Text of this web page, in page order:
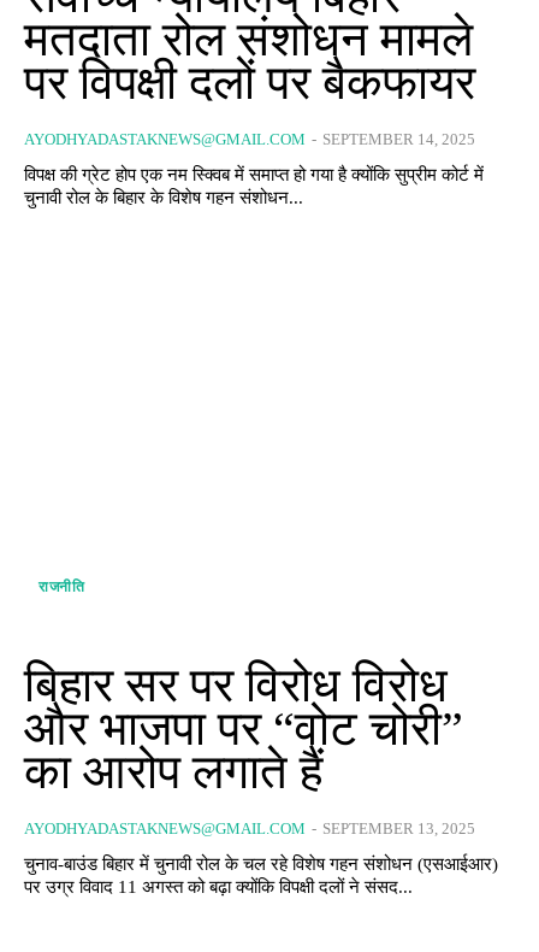
मतदाता रोल संशोधन मामले
पर विपक्षी दलों पर बैकफायर
AYODHYADASTAKNEWS@GMAIL.COM - SEPTEMBER 14, 2025
विपक्ष की ग्रेट होप एक नम स्क्विब में समाप्त हो गया है क्योंकि सुप्रीम कोर्ट में
चुनावी रोल के बिहार के विशेष गहन संशोधन...
राजनीति
बिहार सर पर विरोध विरोध
और भाजपा पर “वोट चोरी”
का आरोप लगाते हैं
AYODHYADASTAKNEWS@GMAIL.COM - SEPTEMBER 13, 2025
चुनाव-बाउंड बिहार में चुनावी रोल के चल रहे विशेष गहन संशोधन (एसआईआर)
पर उग्र विवाद 11 अगस्त को बढ़ा क्योंकि विपक्षी दलों ने संसद...